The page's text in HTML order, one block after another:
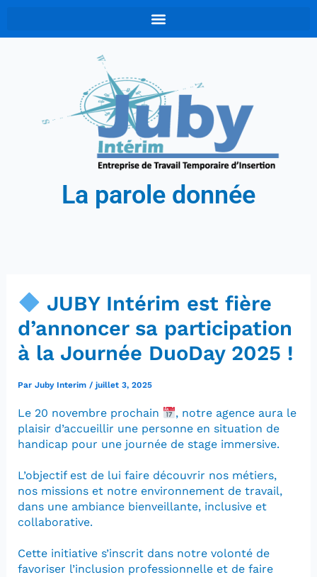
La parole donnée
JUBY Intérim est fière
d’annoncer sa participation
à la Journée DuoDay 2025 !
Par Juby Interim / juillet 3, 2025
Le 20 novembre prochain
, notre agence aura le
plaisir d’accueillir une personne en situation de
handicap pour une journée de stage immersive.
L’objectif est de lui faire découvrir nos métiers,
nos missions et notre environnement de travail,
dans une ambiance bienveillante, inclusive et
collaborative.
Cette initiative s’inscrit dans notre volonté de
favoriser l’inclusion professionnelle et de faire